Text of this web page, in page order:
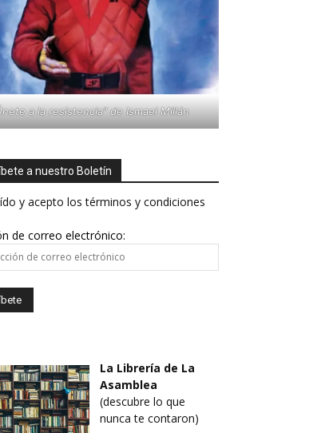
a la resistencia" de Ismael Millán
a nuestro Boletín
y acepto los términos y condiciones
de correo electrónico:
La Librería de La
Asamblea
(descubre lo que
nunca te contaron)